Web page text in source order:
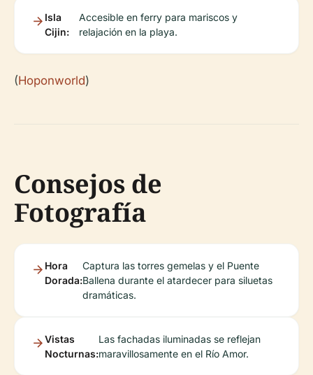
Isla
Cijin:
Accesible en ferry para mariscos y
relajación en la playa.
(Hoponworld)
Consejos de
Fotografía
Hora
Dorada:
Captura las torres gemelas y el Puente
Ballena durante el atardecer para siluetas
dramáticas.
Vistas
Nocturnas:
Las fachadas iluminadas se reflejan
maravillosamente en el Río Amor.